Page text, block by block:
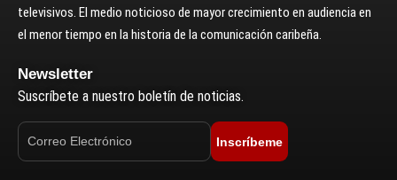
televisivos. El medio noticioso de mayor crecimiento en audiencia en
el menor tiempo en la historia de la comunicación caribeña.
Newsletter
Suscríbete a nuestro boletín de noticias.
Inscríbeme